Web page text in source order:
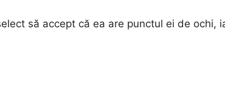
să accept că ea are punctul ei de ochi,